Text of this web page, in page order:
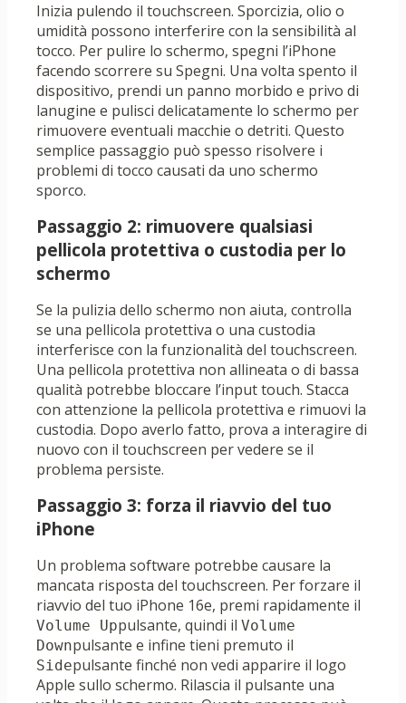
Inizia pulendo il touchscreen. Sporcizia, olio o
umidità possono interferire con la sensibilità al
tocco. Per pulire lo schermo, spegni l’iPhone
facendo scorrere su Spegni. Una volta spento il
dispositivo, prendi un panno morbido e privo di
lanugine e pulisci delicatamente lo schermo per
rimuovere eventuali macchie o detriti. Questo
semplice passaggio può spesso risolvere i
problemi di tocco causati da uno schermo
sporco.
Passaggio 2: rimuovere qualsiasi
pellicola protettiva o custodia per lo
schermo
Se la pulizia dello schermo non aiuta, controlla
se una pellicola protettiva o una custodia
interferisce con la funzionalità del touchscreen.
Una pellicola protettiva non allineata o di bassa
qualità potrebbe bloccare l’input touch. Stacca
con attenzione la pellicola protettiva e rimuovi la
custodia. Dopo averlo fatto, prova a interagire di
nuovo con il touchscreen per vedere se il
problema persiste.
Passaggio 3: forza il riavvio del tuo
iPhone
Un problema software potrebbe causare la
mancata risposta del touchscreen. Per forzare il
riavvio del tuo iPhone 16e, premi rapidamente il
Volume Uppulsante, quindi il Volume
Downpulsante e infine tieni premuto il
Sidepulsante finché non vedi apparire il logo
Apple sullo schermo. Rilascia il pulsante una